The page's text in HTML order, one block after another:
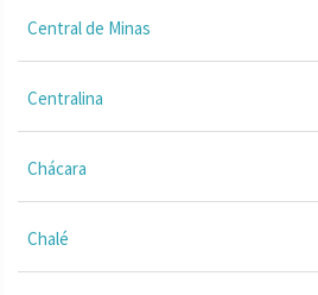
Central de Minas
Centralina
Chácara
Chalé